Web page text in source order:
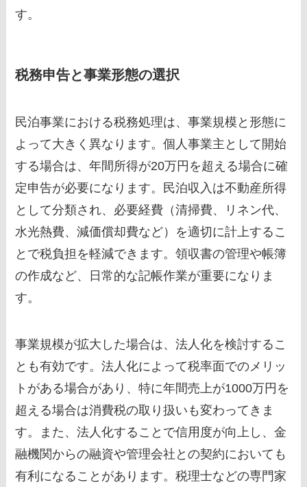
す。
税務申告と事業形態の選択
民泊事業における税務処理は、事業規模と形態に
よって大きく異なります。個人事業主として開始
する場合は、年間所得が20万円を超える場合に確
定申告が必要になります。民泊収入は不動産所得
として分類され、必要経費（清掃費、リネン代、
水光熱費、減価償却費など）を適切に計上するこ
とで税負担を軽減できます。領収書の管理や帳簿
の作成など、日常的な記帳作業が重要になりま
す。
事業規模が拡大した場合は、法人化を検討するこ
とも有効です。法人化によって税率面でのメリッ
トがある場合があり、特に年間売上が1000万円を
超える場合は消費税の取り扱いも変わってきま
す。また、法人化することで信用度が向上し、金
融機関からの融資や管理会社との契約においても
有利になることがあります。税理士などの専門家